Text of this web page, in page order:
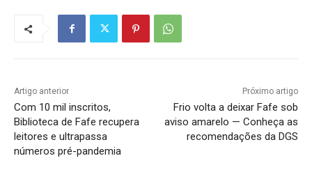
Artigo anterior
Com 10 mil inscritos,
Biblioteca de Fafe recupera
leitores e ultrapassa
números pré-pandemia
Próximo artigo
Frio volta a deixar Fafe sob
aviso amarelo — Conheça as
recomendações da DGS